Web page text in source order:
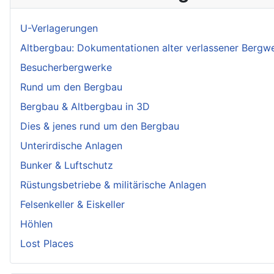
U-Verlagerungen
Altbergbau: Dokumentationen alter verlassener
Besucherbergwerke
Rund um den Bergbau
Bergbau & Altbergbau in 3D
Dies & jenes rund um den Bergbau
Unterirdische Anlagen
Bunker & Luftschutz
Rüstungsbetriebe & militärische Anlagen
Felsenkeller & Eiskeller
Höhlen
Lost Places